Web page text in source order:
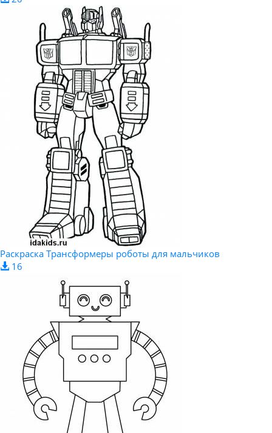
Раскраска Трансформеры роботы для мальчиков
16